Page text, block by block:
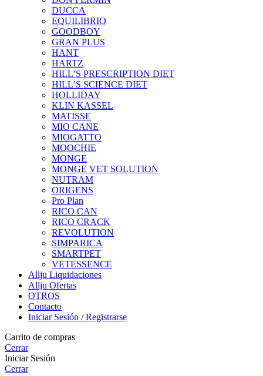
DUCCA
EQUILIBRIO
GOODBOY
GRAN PLUS
HANT
HARTZ
HILL’S PRESCRIPTION DIET
HILL’S SCIENCE DIET
HOLLIDAY
KLIN KASSEL
MATISSE
MIO CANE
MIOGATTO
MOOCHIE
MONGE
MONGE VET SOLUTION
NUTRAM
ORIGENS
Pro Plan
RICO CAN
RICO CRACK
REVOLUTION
SIMPARICA
SMARTPET
VETESSENCE
Allju Liquidaciones
Allju Ofertas
OTROS
Contacto
Iniciar Sesión / Registrarse
Carrito de compras
Cerrar
Iniciar Sesión
Cerrar